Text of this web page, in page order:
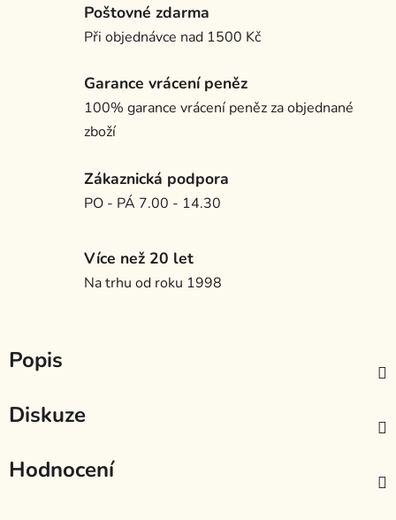
Poštovné zdarma
Při objednávce nad 1500 Kč
Garance vrácení peněz
100% garance vrácení peněz za objednané
zboží
Zákaznická podpora
PO - PÁ 7.00 - 14.30
Více než 20 let
Na trhu od roku 1998
Popis
Diskuze
Hodnocení